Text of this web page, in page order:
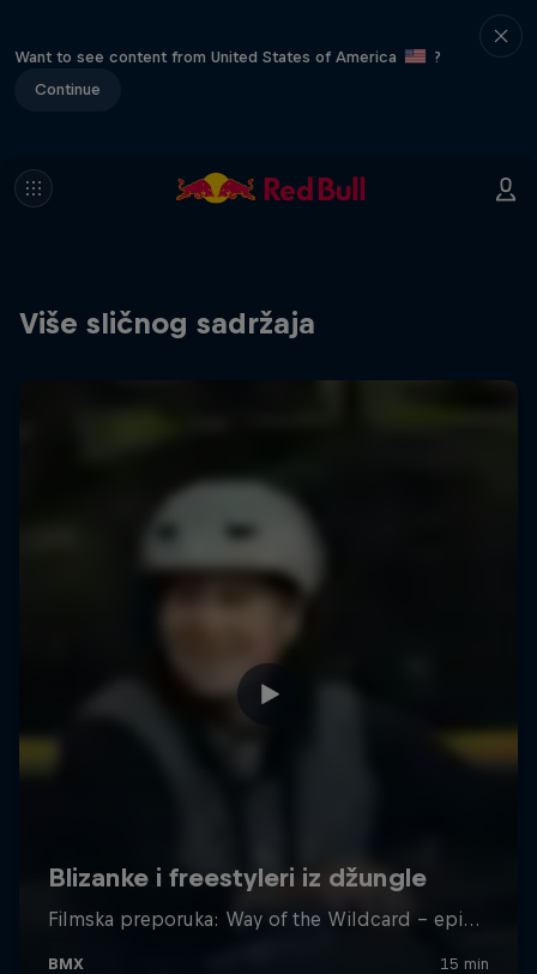
Want to see content from United States of America
?
Continue
Više sličnog sadržaja